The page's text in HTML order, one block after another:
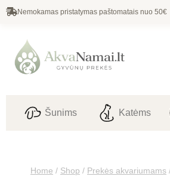
Nemokamas pristatymas paštomatais nuo 50€
Šunims Katėms
Home / Shop / Prekės akvariumams